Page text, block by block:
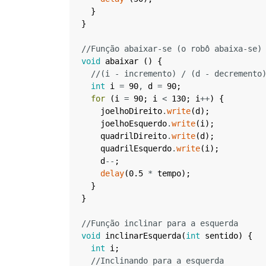
}
}
//Função abaixar-se (o robô abaixa-se)
void
abaixar ( )
{
//(i - incremento) / (d - decremento)
int
i = 90, d = 90;
for
(i = 90; i < 130; i++)
{
joelhoDireito.write(d ) ;
joelhoEsquerdo.write(i ) ;
quadrilDireito.write(d ) ;
quadrilEsquerdo.write(i ) ;
d -- ;
delay(0.5 * tempo) ;
}
}
//Função inclinar para a esquerda
void
inclinarEsquerda(int sentido)
{
int
i ;
//Inclinando para a esquerda